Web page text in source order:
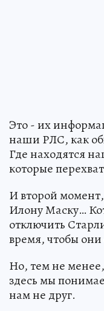
Это - их
наши РЛС, как
Где находятся
которые
И второй
Илону Маску…
отключить
время, чтобы они
Но, тем не
здесь мы
нам не друг.